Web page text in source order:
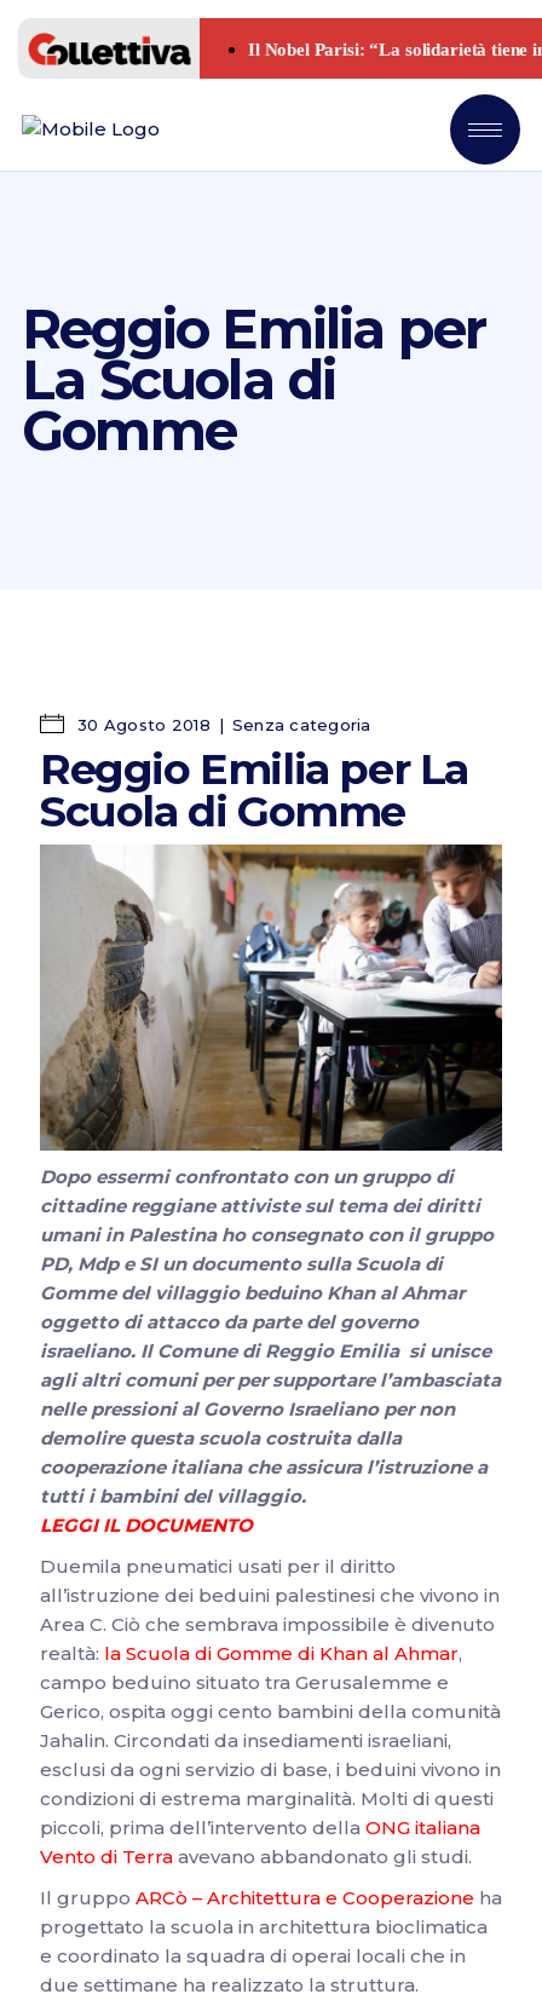
Reggio Emilia per
La Scuola di
Gomme
30 Agosto 2018 Senza categoria
Reggio Emilia per La
Scuola di Gomme
Dopo essermi confrontato con un gruppo di
cittadine reggiane attiviste sul tema dei diritti
umani in Palestina ho consegnato con il gruppo
PD, Mdp e SI un documento sulla Scuola di
Gomme del villaggio beduino Khan al Ahmar
oggetto di attacco da parte del governo
israeliano. Il Comune di Reggio Emilia si unisce
agli altri comuni per per supportare l’ambasciata
nelle pressioni al Governo Israeliano per non
demolire questa scuola costruita dalla
cooperazione italiana che assicura l’istruzione a
tutti i bambini del villaggio.
LEGGI IL DOCUMENTO
Duemila pneumatici usati per il diritto
all’istruzione dei beduini palestinesi che vivono in
Area C. Ciò che sembrava impossibile è divenuto
realtà: la Scuola di Gomme di Khan al Ahmar,
campo beduino situato tra Gerusalemme e
Gerico, ospita oggi cento bambini della comunità
Jahalin. Circondati da insediamenti israeliani,
esclusi da ogni servizio di base, i beduini vivono in
condizioni di estrema marginalità. Molti di questi
piccoli, prima dell’intervento della ONG italiana
Vento di Terraavevano abbandonato gli studi.
Il gruppo ARCò – Architettura e Cooperazione ha
progettato la scuola in architettura bioclimatica
e coordinato la squadra di operai locali che in
due settimane ha realizzato la struttura.